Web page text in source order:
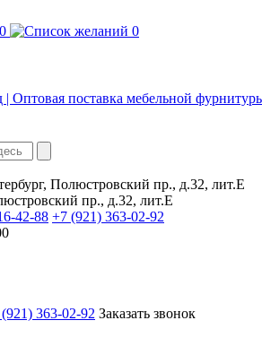
0
0
Полюстровский пр., д.32, лит.Е
пр., д.32, лит.Е
42-88 +7 (921) 363-02-92
363-02-92 Заказать звонок